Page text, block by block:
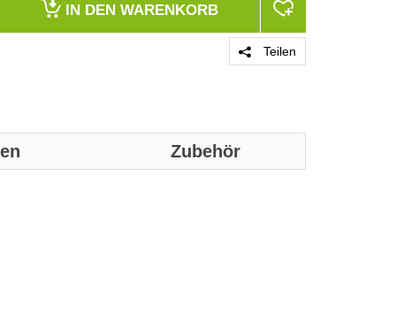
IN DEN WARENKORB
Teilen
Zubehör